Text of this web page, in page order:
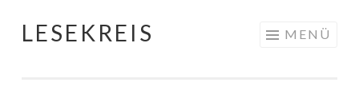
Springe
LESEKREIS MENÜ